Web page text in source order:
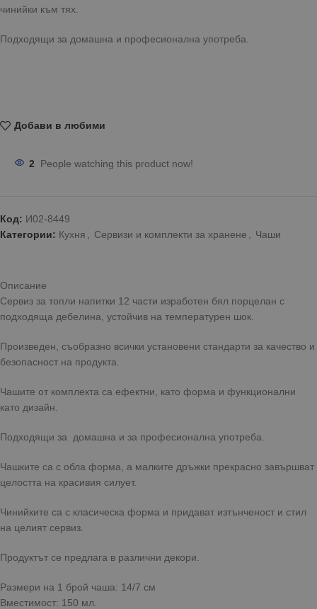
чинийки към тях.
Подходящи за домашна и професионална употреба.
Добави в любими
2 People watching this product now!
Код: И02-8449
Категории: Кухня Сервизи и комплекти за хранене Чаши
Описание
Сервиз за топли напитки 12 части изработен бял порцелан с
подходяща дебелина, устойчив на температурен шок.
Произведен, съобразно всички установени стандарти за качество и
безопасност на продукта.
Чашите от комплекта са ефектни, като форма и функционални
като дизайн.
Подходящи за домашна и за професионална употреба.
Чашките са с обла форма, а малките дръжки прекрасно завършват
целостта на красивия силует.
Чинийките са с класическа форма и придават изтънченост и стил
на целият сервиз.
Продуктът се предлага в различни декори.
Размери на 1 брой чаша: 14/7 см
Вместимост: 150 мл.